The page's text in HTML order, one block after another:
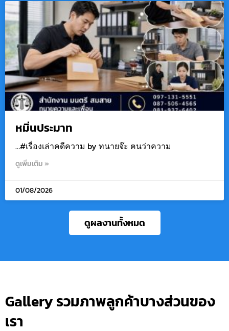
หมิ่นประมาท
…#เรื่องเล่าคดีความ by ทนายจ๊ะ ฅนว่าความ
ดูเพิ่มเติม »
01/08/2026
ดูผลงานทั้งหมด
Gallery รวมภาพลูกค้าบางส่วนของ
เรา